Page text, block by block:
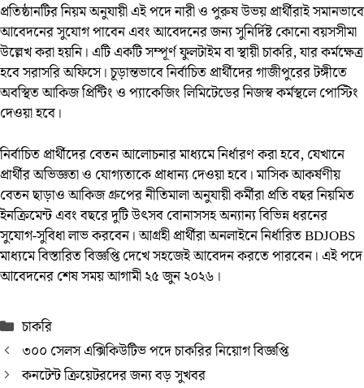
প্রতিষ্ঠানটির নিয়ম অনুযায়ী এই পদে নারী ও পুরুষ উভয় প্রার্থীরাই সমানভাবে
আবেদনের সুযোগ পাবেন এবং আবেদনের জন্য সুনির্দিষ্ট কোনো বয়সসীমা
উল্লেখ করা হয়নি। এটি একটি সম্পূর্ণ ফুলটাইম বা স্থায়ী চাকরি, যার কর্মক্ষেত্র
হবে সরাসরি অফিসে। চূড়ান্তভাবে নির্বাচিত প্রার্থীদের গাজীপুরের টঙ্গীতে
অবস্থিত আকিজ প্রিন্টিং ও প্যাকেজিং লিমিটেডের নিজস্ব কর্মস্থলে পোস্টিং
দেওয়া হবে।
নির্বাচিত প্রার্থীদের বেতন আলোচনার মাধ্যমে নির্ধারণ করা হবে, যেখানে
প্রার্থীর অভিজ্ঞতা ও যোগ্যতাকে প্রাধান্য দেওয়া হবে। মাসিক আকর্ষণীয়
বেতন ছাড়াও আকিজ গ্রুপের নীতিমালা অনুযায়ী কর্মীরা প্রতি বছর নিয়মিত
ইনক্রিমেন্ট এবং বছরে দুটি উৎসব বোনাসসহ অন্যান্য বিভিন্ন ধরনের
সুযোগ-সুবিধা লাভ করবেন। আগ্রহী প্রার্থীরা অনলাইনে নির্ধারিতBDJOBS
মাধ্যমে বিস্তারিত বিজ্ঞপ্তি দেখে সহজেই আবেদন করতে পারবেন। এই পদে
আবেদনের শেষ সময় আগামী ২৫ জুন ২০২৬।
Categories
চাকরি
৩০০ সেলস এক্সিকিউটিভ পদে চাকরির নিয়োগ বিজ্ঞপ্তি
কনটেন্ট ক্রিয়েটরদের জন্য বড় সুখবর